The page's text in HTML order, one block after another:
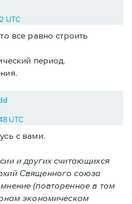
UTC
все равно строить
период.
UTC
с вами.
и других считающихся
Священного союза
(повторенное в том
экономическом